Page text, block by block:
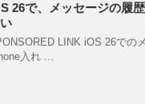
26で、メッセージの履
LINK iOS 26での
入れ ...